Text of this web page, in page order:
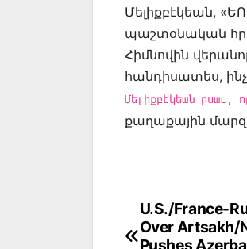
Մելիքբէկեան,
պաշտօնական
Հիմնովին
հանդիսատես,
Մելիքբէկեան ըսաւ,
քաղաքային
Post
U.S./France-
Over Artsakh/